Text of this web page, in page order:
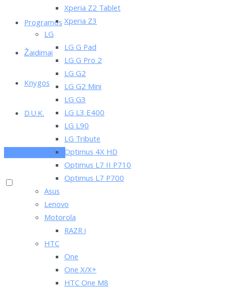
Programos
Žaidimai
Knygos
D.U.K.
PRENUMERUOK
Xperia Z2 Tablet
Xperia Z3
LG
LG G Pad
LG G Pro 2
LG G2
LG G2 Mini
LG G3
LG L3 E400
LG L90
LG Tribute
Optimus 4X HD
Optimus L7 II P710
Optimus L7 P700
Asus
Lenovo
Motorola
RAZR i
HTC
One
One X/X+
HTC One M8